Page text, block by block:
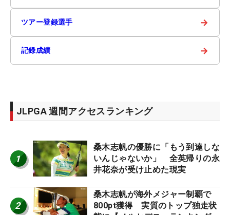
ツアー登録選手 →
記録成績 →
JLPGA 週間アクセスランキング
1
桑木志帆の優勝に「もう到達しな
いんじゃないか」 全英帰りの永
井花奈が受け止めた現実
2
桑木志帆が海外メジャー制覇で
800pt獲得 実質のトップ独走状